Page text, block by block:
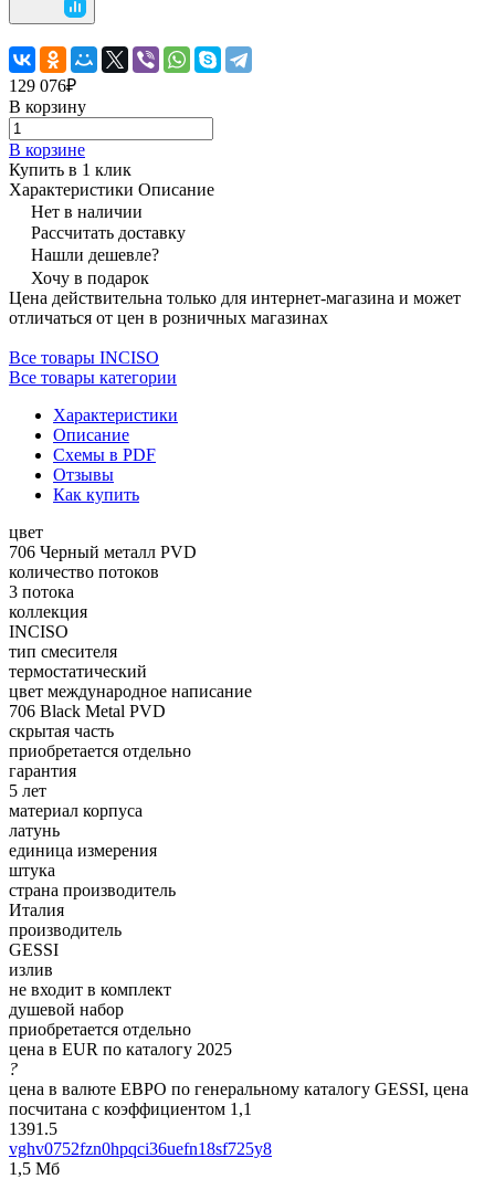
129 076₽
В корзину
В корзине
Купить в 1 клик
Характеристики Описание
Нет в наличии
Рассчитать доставку
Нашли дешевле?
Хочу в подарок
Цена действительна только для интернет-магазина и может
отличаться от цен в розничных магазинах
Все товары INCISO
Все товары категории
Характеристики
Описание
Схемы в PDF
Отзывы
Как купить
цвет
706 Черный металл PVD
количество потоков
3 потока
коллекция
INCISO
тип смесителя
термостатический
цвет международное написание
706 Black Metal PVD
скрытая часть
приобретается отдельно
гарантия
5 лет
материал корпуса
латунь
единица измерения
штука
страна производитель
Италия
производитель
GESSI
излив
не входит в комплект
душевой набор
приобретается отдельно
цена в EUR по каталогу 2025
?
цена в валюте ЕВРО по генеральному каталогу GESSI, цена
посчитана с коэффициентом 1,1
1391.5
vghv0752fzn0hpqci36uefn18sf725y8
1,5 Мб